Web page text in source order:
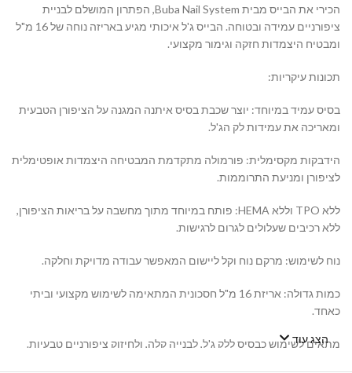
הכירי את הבייס מבית Buba Nail System, הפתרון המושלם לבניית
ציפורניים עמידה ובטוחה. הבייס ג'ל איכותי מגיע באריזה נוחה של 16 מ"ל
ומבטיח היצמדות חזקה וגימור מקצועי.
תכונות עיקריות:
בסיס עמיד במיוחד: יוצר שכבת בסיס איתנה המגנה על הציפורן הטבעית
ומאריכה את עמידות לק הג'ל.
הידבקות מקסימלית: פורמולה מתקדמת המבטיחה היצמדות אופטימלית
לציפורן ומניעת התרוממות.
ללא TPO וללא HEMA: פותח במיוחד מתוך מחשבה על בריאות הציפורן,
ללא רכיבים שעלולים לגרום לרגישות.
נוח לשימוש: מרקם נוח וקל ליישום המאפשר עבודה מדויקת וחלקה.
כמות גדולה: אריזת 16 מ"ל חסכונית המתאימה לשימוש מקצועי וביתי
כאחד.
מתאים לשימוש כבסיס ללק ג'ל, לבנייה קלה, ולחיזוק ציפורניים טבעיות.
הצג עוד